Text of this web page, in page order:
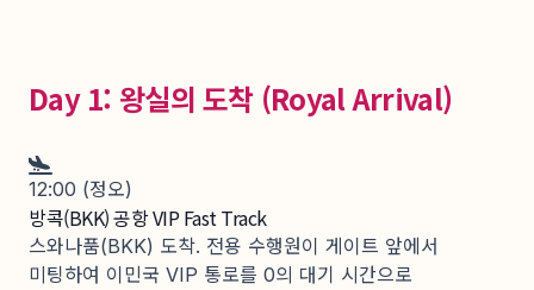
Day 1: 왕실의 도착 (Royal Arrival)
12:00 (정오)
방콕(BKK) 공항 VIP Fast Track
스와나품(BKK) 도착. 전용 수행원이 게이트 앞에서
미팅하여 이민국 VIP 통로를 0의 대기 시간으로